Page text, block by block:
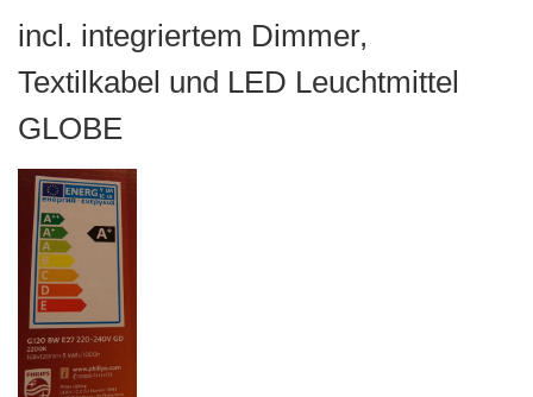
incl. integriertem Dimmer,
Textilkabel und LED Leuchtmittel
GLOBE